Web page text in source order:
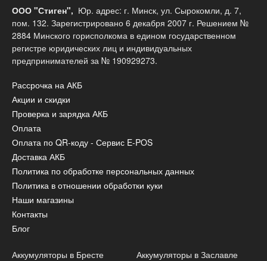
ООО "Стиген", Юр. адрес: г. Минск, ул. Сырокомли, д. 7,
пом. 132. Зарегистрировано 6 декабря 2007 г. Решением №
2884 Минского горисполкома в едином государственном
регистре юридических лиц и индивидуальных
предпринимателей за № 190929273.
Рассрочка на АКБ
Акции и скидки
Проверка и зарядка АКБ
Оплата
Оплата по QR-коду - Сервис E-POS
Доставка АКБ
Политика по обработке персональных данных
Политика в отношении обработки куки
Наши магазины
Контакты
Блог
Аккумуляторы в Бресте
Аккумуляторы в Заславле